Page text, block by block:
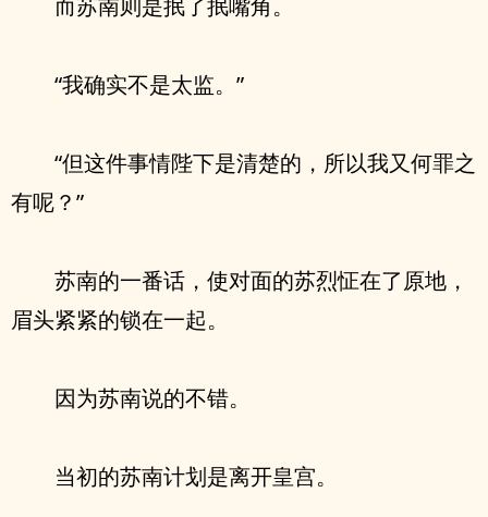
而苏南则是抿了抿嘴角。
“我确实不是太监。”
“但这件事情陛下是清楚的，所以我又何罪之
有呢？”
苏南的一番话，使对面的苏烈怔在了原地，
眉头紧紧的锁在一起。
因为苏南说的不错。
当初的苏南计划是离开皇宫。